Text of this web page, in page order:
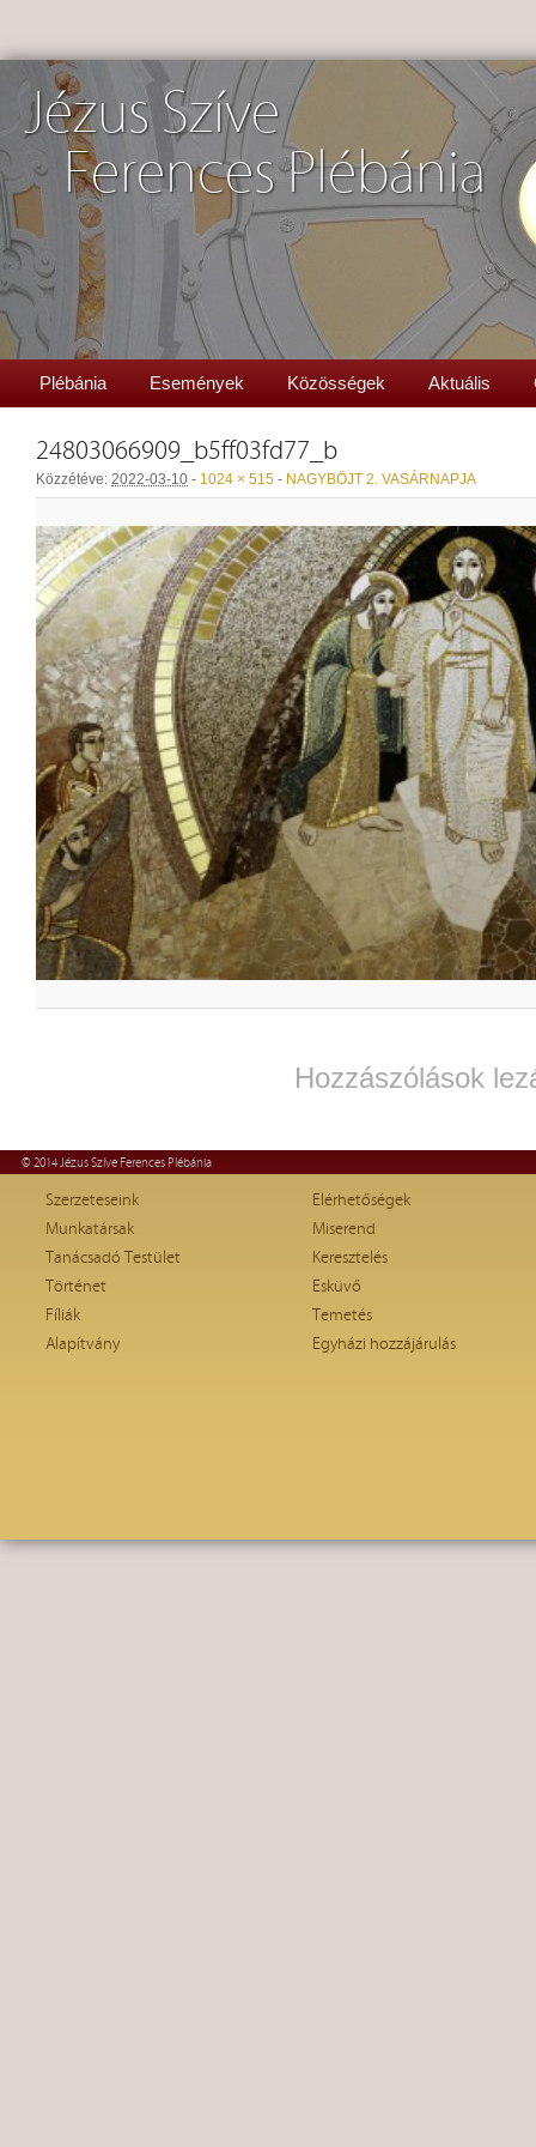
Jézus Szíve
Ferences Plébánia
Plébánia Események Közösségek Aktuális
24803066909_b5ff03fd77_b
Közzétéve: 2022-03-10 - 1024 × 515 - NAGYBÖJT 2. VASÁRNAPJA
Hozzászólások
© 2014 Jézus Szíve Ferences Plébánia
Szerzeteseink
Munkatársak
Tanácsadó Testület
Történet
Fíliák
Alapítvány
Elérhetőségek
Miserend
Keresztelés
Esküvő
Temetés
Egyházi hozzájárulás